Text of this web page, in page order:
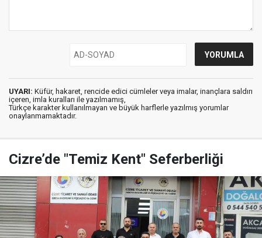
UYARI: Küfür, hakaret, rencide edici cümleler veya imalar, inançlara saldırı
içeren, imla kuralları ile yazılmamış,
Türkçe karakter kullanılmayan ve büyük harflerle yazılmış yorumlar
onaylanmamaktadır.
Cizre’de "Temiz Kent" Seferberliği